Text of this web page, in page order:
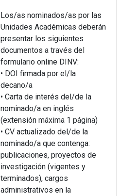
Los/as nominados/as por las
Unidades Académicas deberán
presentar los siguientes
documentos a través del
formulario online DINV:
• DOI firmada por el/la
decano/a
• Carta de interés del/de la
nominado/a en inglés
(extensión máxima 1 página)
• CV actualizado del/de la
nominado/a que contenga:
publicaciones, proyectos de
investigación (vigentes y
terminados), cargos
administrativos en la